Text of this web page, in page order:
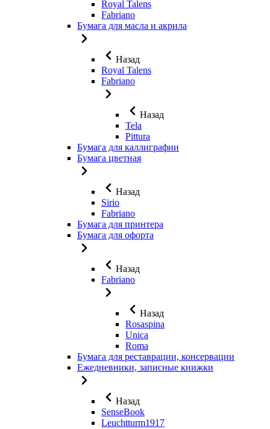
Royal Talens
Fabriano
Бумага для масла и акрила
Назад
Royal Talens
Fabriano
Назад
Tela
Pittura
Бумага для каллиграфии
Бумага цветная
Назад
Sirio
Fabriano
Бумага для принтера
Бумага для офорта
Назад
Fabriano
Назад
Rosaspina
Unica
Roma
Бумага для реставрации, консервации
Ежедневники, записные книжки
Назад
SenseBook
Leuchtturm1917